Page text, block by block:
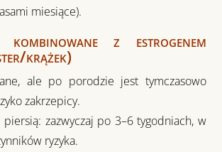
miesiące).
z estrogenem
krążek)
ale po porodzie jest tymczasowo
zakrzepicy.
piersią: zazwyczaj po 3–6 tygodniach, w
ryzyka.